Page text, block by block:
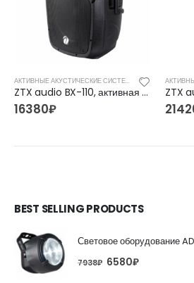
АКТИВНЫЕ АКУСТИЧЕСКИЕ СИСТЕМЫ
ZTX audio BX-110, активная акустическая система
16380₽
BEST SELLING PRODUCTS
Световое оборудование
7938₽ 6580₽